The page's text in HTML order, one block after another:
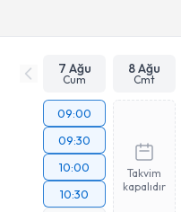
7 Ağu
Cum
8 Ağu
Cmt
09:00
09:30
10:00
10:30
Takvim
kapalıdır